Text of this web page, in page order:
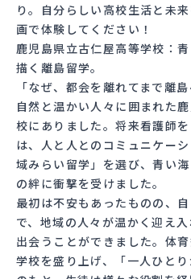
り。自分らしい高校生活と未
画で体験してください！
鹿児島県立古仁屋高等学校：
描く離島留学。
「なぜ、都会を離れてまで離
自然と温かい人々に囲まれた
校にありました。将来看護師
は、人と人とのコミュニケー
域みらい留学」を選び、青い
の絆に衝撃を受けました。
最初は不安もあったものの、
で、地域の人々が温かく迎え
出会うことができました。体
学校を盛り上げ、「一人ひと